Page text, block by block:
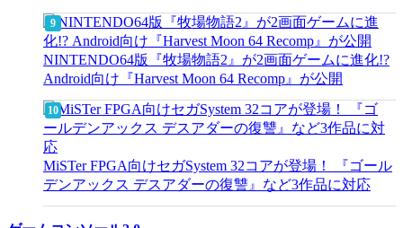
NINTENDO64版『牧場物語2』が2画面ゲームに進化!?
Android向け『Harvest Moon 64 Recomp』が公開
MiSTer FPGA向けセガSystem 32コアが登場！ 『ゴール
デンアックス デスアダーの復讐』など3作品に対応